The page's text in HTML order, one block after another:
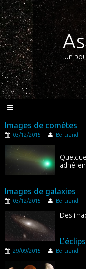
Un
Images de comètes
03/12/2015 Bertrand
Images de galaxies
03/12/2015 Bertrand
Des
29/09/2015 Bertrand